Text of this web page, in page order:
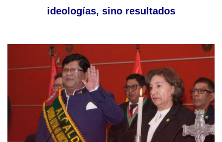
ideologías, sino resultados